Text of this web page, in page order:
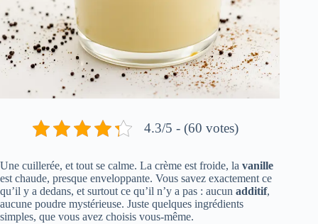
4.3/5 - (60 votes)
Une cuillerée, et tout se calme. La crème est froide, la vanille
est chaude, presque enveloppante. Vous savez exactement ce
qu’il y a dedans, et surtout ce qu’il n’y a pas : aucun additif,
aucune poudre mystérieuse. Juste quelques ingrédients
simples, que vous avez choisis vous-même.